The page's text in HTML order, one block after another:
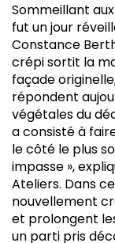
Sommeillant
fut un jour
Constance
crépi sortit la
façade
répondent
végétales du
a consisté à
le côté le plus
impasse »,
Ateliers. Dans
nouvellement
et prolongent
un parti pris